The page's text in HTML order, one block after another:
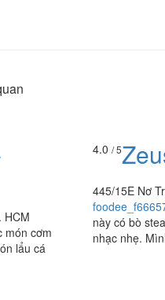
HCM
món cơm
lẩu cá
4.0 / 5
445/15E Nơ
này có bò
nhạc nhẹ.